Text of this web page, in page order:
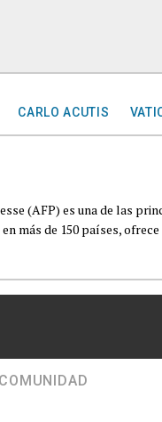
CARLO ACUTIS
(AFP) es una de las
más de 150 países,